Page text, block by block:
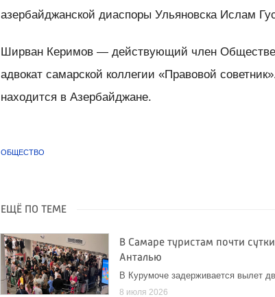
азербайджанской диаспоры Ульяновска Ислам
Ширван Керимов — действующий член
адвокат самарской коллегии «Правовой
находится в Азербайджане.
ОБЩЕСТВО
ЕЩЁ ПО ТЕМЕ
В Самаре туристам почти
Анталью
В Курумоче задерживается вылет
8 июля 2026